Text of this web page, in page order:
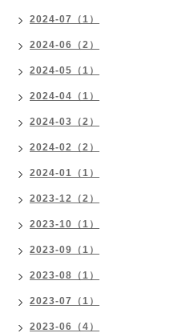
2024-07（1）
2024-06（2）
2024-05（1）
2024-04（1）
2024-03（2）
2024-02（2）
2024-01（1）
2023-12（2）
2023-10（1）
2023-09（1）
2023-08（1）
2023-07（1）
2023-06（4）